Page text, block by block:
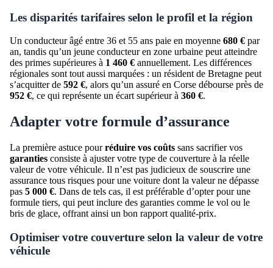
Les disparités tarifaires selon le profil et la région
Un conducteur âgé entre 36 et 55 ans paie en moyenne 680 € par
an, tandis qu’un jeune conducteur en zone urbaine peut atteindre
des primes supérieures à 1 460 € annuellement. Les différences
régionales sont tout aussi marquées : un résident de Bretagne peut
s’acquitter de 592 €, alors qu’un assuré en Corse débourse près de
952 €, ce qui représente un écart supérieur à 360 €.
Adapter votre formule d’assurance
La première astuce pourréduire vos coûts sans sacrifier vos
garanties consiste à ajuster votre type de couverture à la réelle
valeur de votre véhicule. Il n’est pas judicieux de souscrire une
assurance tous risques pour une voiture dont la valeur ne dépasse
pas 5 000 €. Dans de tels cas, il est préférable d’opter pour une
formule tiers, qui peut inclure des garanties comme le vol ou le
bris de glace, offrant ainsi un bon rapport qualité-prix.
Optimiser votre couverture selon la valeur de votre
véhicule